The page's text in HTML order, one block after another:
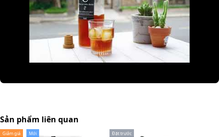
Sản phẩm liên quan
Giảm giá Mới Đặt trước